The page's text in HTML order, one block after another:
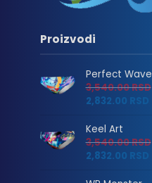
Proizvodi
Perfect Wave
3,540.00RSD
2,832.00 RSD
Keel Art
3,540.00RSD
2,832.00 RSD